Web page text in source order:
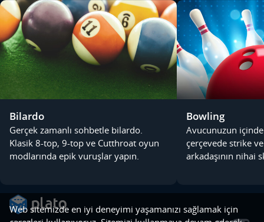
Bilardo
Gerçek zamanlı sohbetle bilardo.
Klasik 8-top, 9-top ve Cutthroat oyun
modlarında epik vuruşlar yapın.
Bowling
Avucunuzun
çerçevede strike
arkadaşının nihai
Web sitemizde en iyi deneyimi yaşamanızı sağlamak için